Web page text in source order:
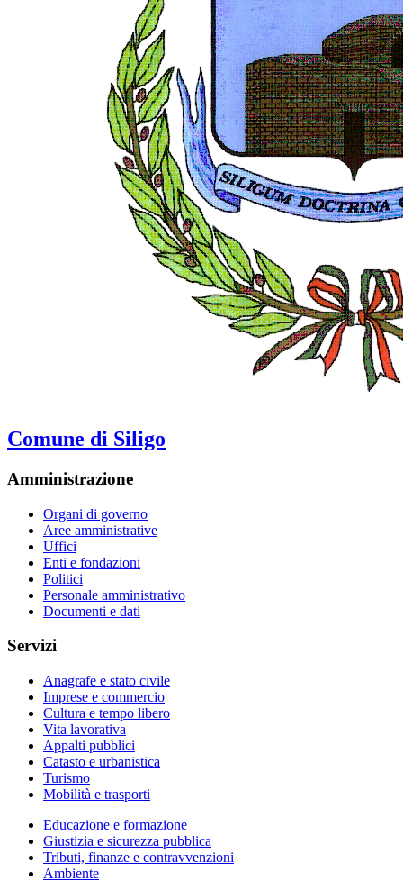
Comune di Siligo
Amministrazione
Organi di governo
Aree amministrative
Uffici
Enti e fondazioni
Politici
Personale amministrativo
Documenti e dati
Servizi
Anagrafe e stato civile
Imprese e commercio
Cultura e tempo libero
Vita lavorativa
Appalti pubblici
Catasto e urbanistica
Turismo
Mobilità e trasporti
Educazione e formazione
Giustizia e sicurezza pubblica
Tributi, finanze e contravvenzioni
Ambiente